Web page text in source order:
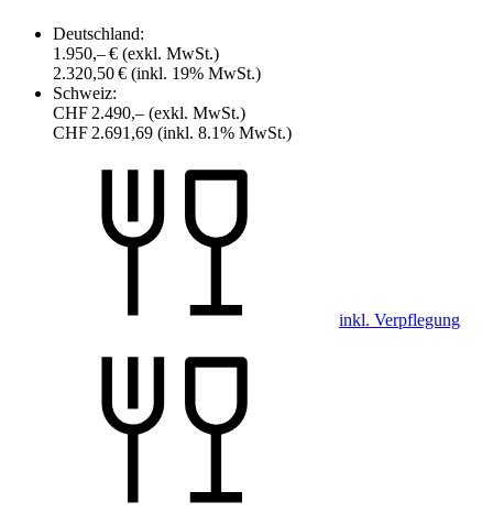
Deutschland:
1.950,– € (exkl. MwSt.)
2.320,50 € (inkl. 19% MwSt.)
Schweiz:
CHF 2.490,– (exkl. MwSt.)
CHF 2.691,69 (inkl. 8.1% MwSt.)
inkl. Verpflegung